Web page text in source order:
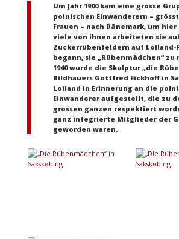
Um Jahr 1900 kam eine grosse
polnischen Einwanderern –
Frauen – nach Dänemark, um
viele von ihnen arbeiteten sie
Zuckerrübenfeldern auf Lolland-
begann, sie „Rübenmädchen“ zu
1940 wurde die Skulptur „die
Bildhauers Gottfred Eickhoff in
Lolland in Erinnerung an die
Einwanderer aufgestellt, die zu
grossen ganzen respektiert
ganz integrierte Mitglieder der
geworden waren.